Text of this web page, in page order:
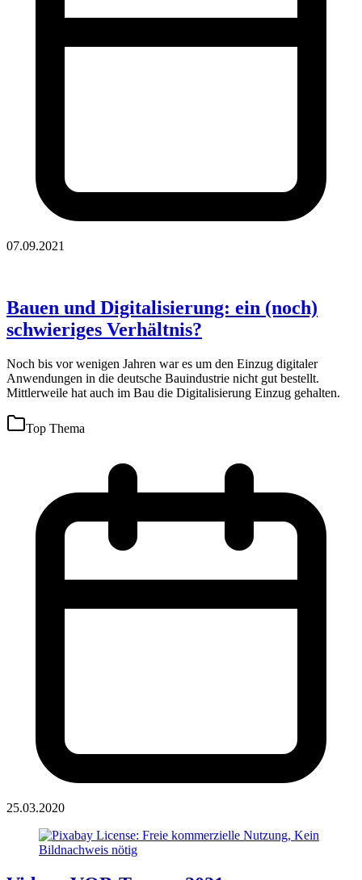
07.09.2021
Bauen und Digitalisierung: ein (noch)
schwieriges Verhältnis?
Noch bis vor wenigen Jahren war es um den Einzug digitaler
Anwendungen in die deutsche Bauindustrie nicht gut bestellt.
Mittlerweile hat auch im Bau die Digitalisierung Einzug gehalten.
Top Thema
25.03.2020